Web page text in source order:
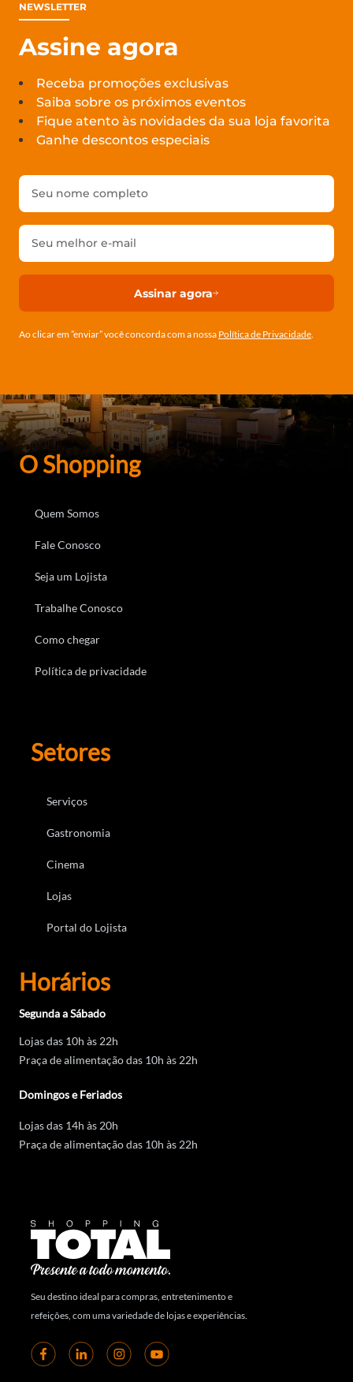
NEWSLETTER
Assine agora
Receba promoções exclusivas
Saiba sobre os próximos eventos
Fique atento às novidades da sua loja favorita
Ganhe descontos especiais
Assinar agora
Ao clicar em ”enviar” você concorda com a nossa Política de Privacidade.
O Shopping
Quem Somos
Fale Conosco
Seja um Lojista
Trabalhe Conosco
Como chegar
Política de privacidade
Setores
Serviços
Gastronomia
Cinema
Lojas
Portal do Lojista
Horários
Segunda a Sábado
Lojas das 10h às 22h
Praça de alimentação das 10h às 22h
Domingos e Feriados
Lojas das 14h às 20h
Praça de alimentação das 10h às 22h
Seu destino ideal para compras, entretenimento e
refeições, com uma variedade de lojas e experiências.